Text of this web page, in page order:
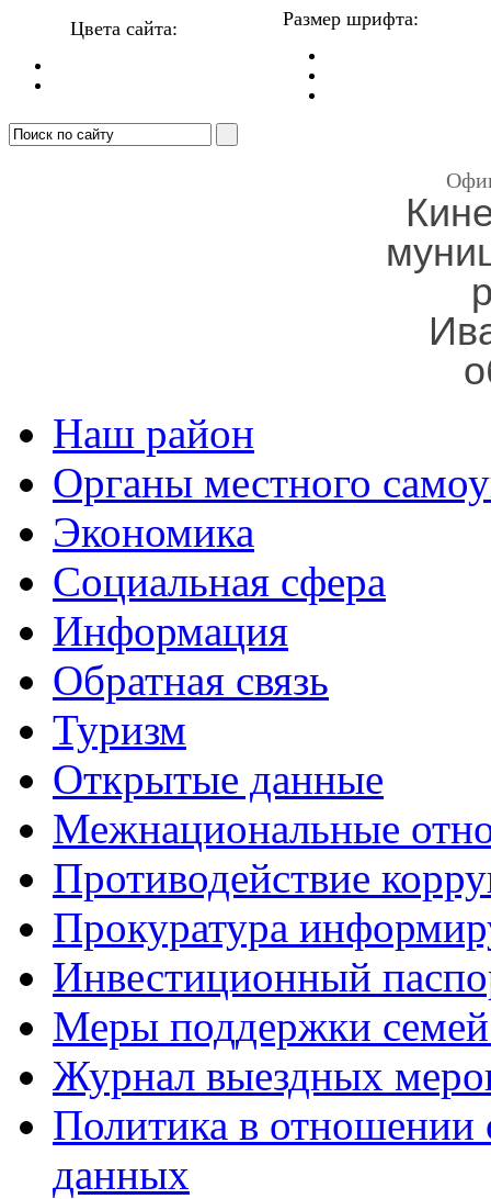
Цвета сайта: Размер шрифта:
Наш район
Органы местного
Экономика
Социальная сфера
Информация
Обратная связь
Туризм
Открытые данные
Межнациональные
Противодействие
Прокуратура
Инвестиционный
Меры поддержки
Журнал выездных
Политика в отношении
данных